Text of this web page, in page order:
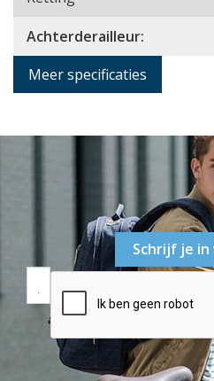
Achterderailleur:
Meer specificaties
Schrijf je